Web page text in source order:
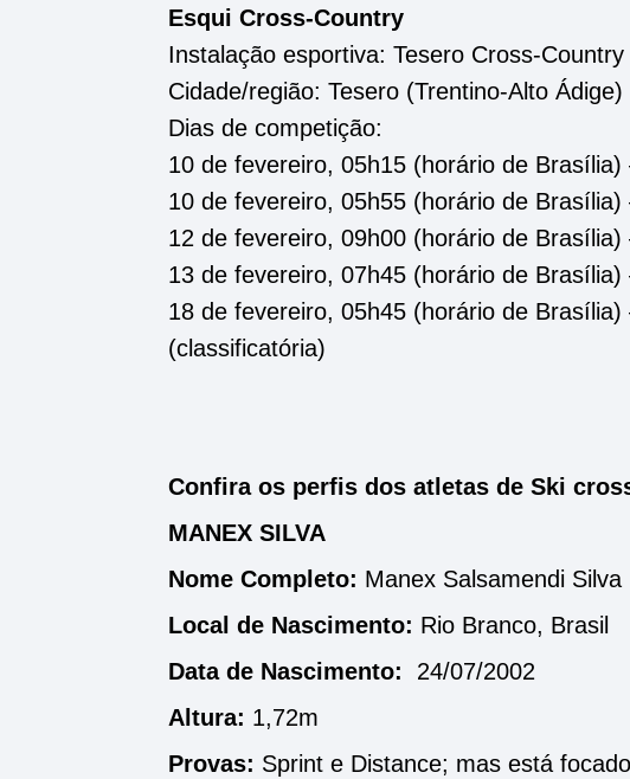
Esqui Cross-Country
Instalação esportiva: Tesero Cross-
Cidade/região: Tesero (Trentino-Alto Ádige)
Dias de competição:
10 de fevereiro, 05h15 (horário de
10 de fevereiro, 05h55 (horário de
12 de fevereiro, 09h00 (horário de
13 de fevereiro, 07h45 (horário de
18 de fevereiro, 05h45 (horário de
(classificatória)
Confira os perfis dos atletas de Ski
MANEX SILVA
Nome Completo: Manex Salsamendi Silva
Local de Nascimento: Rio Branco, Brasil
Data de Nascimento:
24/07/2002
Altura: 1,72m
Provas: Sprint e Distance; mas está